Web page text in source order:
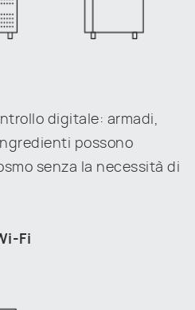
digitale: armadi,
possono
senza la necessità di
Fi